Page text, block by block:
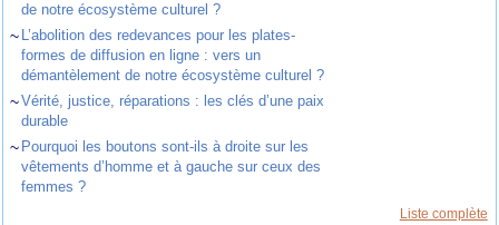
de notre écosystème culturel ?
~ L’abolition des redevances pour les plates-
formes de diffusion en ligne : vers un
démantèlement de notre écosystème culturel ?
~Vérité, justice, réparations : les clés d’une paix
durable
~ Pourquoi les boutons sont-ils à droite sur les
vêtements d’homme et à gauche sur ceux des
femmes ?
Liste complète